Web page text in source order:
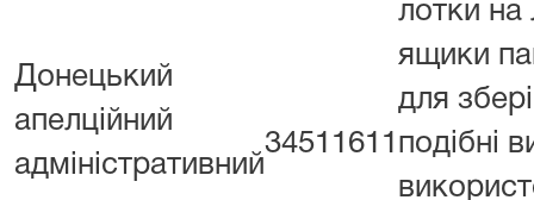
Донецький
апелційний
адміністративний
34511611
лотки на
ящики
для
подібні